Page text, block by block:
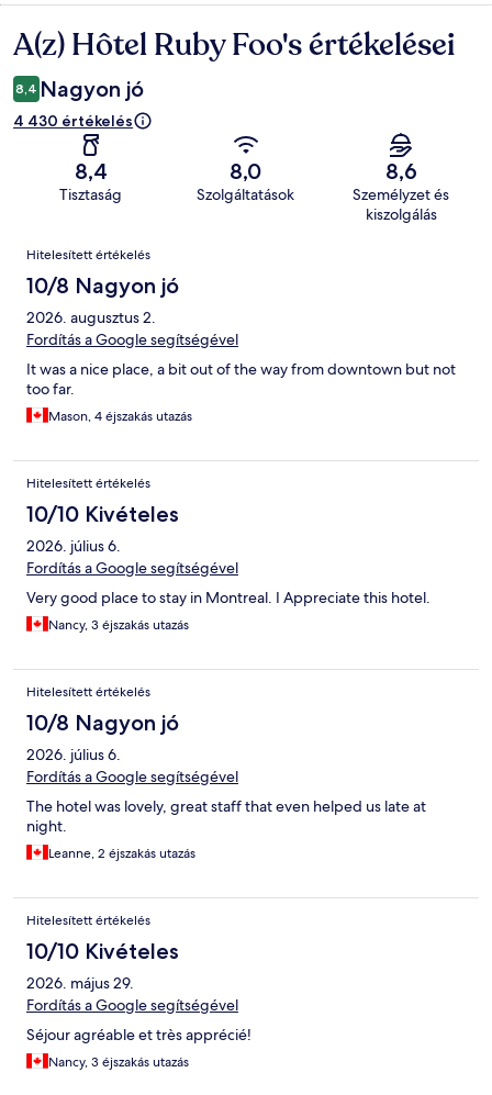
Értékelések
A(z) Hôtel Ruby Foo's értékelései
8,4 Nagyon jó
4 430 értékelés
8,4
Tisztaság
8,0
Szolgáltatások
8,6
Személyzet és
kiszolgálás
Értékelések
Hitelesített értékelés
10/8 Nagyon jó
2026. augusztus 2.
Fordítás a Google segítségével
It was a nice place, a bit out of the way from downtown but not
too far.
Mason, 4 éjszakás utazás
Hitelesített értékelés
10/10 Kivételes
2026. július 6.
Fordítás a Google segítségével
Very good place to stay in Montreal. I Appreciate this hotel.
Nancy, 3 éjszakás utazás
Hitelesített értékelés
10/8 Nagyon jó
2026. július 6.
Fordítás a Google segítségével
The hotel was lovely, great staff that even helped us late at
night.
Leanne, 2 éjszakás utazás
Hitelesített értékelés
10/10 Kivételes
2026. május 29.
Fordítás a Google segítségével
Séjour agréable et très apprécié!
Nancy, 3 éjszakás utazás